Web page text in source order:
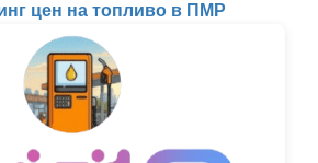
цен на топливо в ПМР